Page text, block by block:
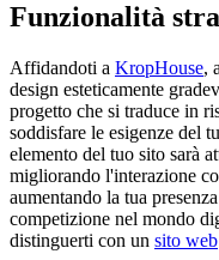
Funzionalità
Affidandoti a KropHouse,
design esteticamente
progetto che si traduce in
soddisfare le esigenze del
elemento del tuo sito sarà
migliorando l'interazione
aumentando la tua
competizione nel mondo
distinguerti con un sito web